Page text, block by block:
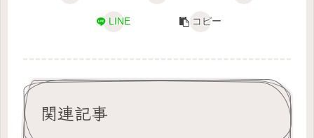
LINE コピー
関連記事